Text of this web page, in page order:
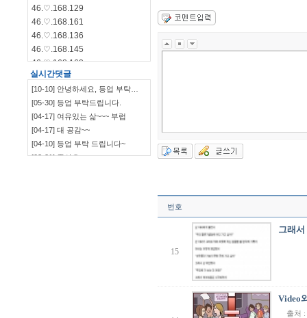
46.♡.168.129
46.♡.168.161
46.♡.168.136
46.♡.168.145
46.♡.168.162
46.♡.168.144
46.♡.168.140
115.♡.135.198
46.♡.168.139
실시간댓글
[10-10] 안녕하세요, 등업 부탁…
[05-30] 등업 부탁드립니다.
[04-17] 여유있는 삶~~~ 부럽
[04-17] 대 공감~~
[04-10] 등업 부탁 드립니다~
[03-21] 좋아요
번호
15
그래
Video
출처 :